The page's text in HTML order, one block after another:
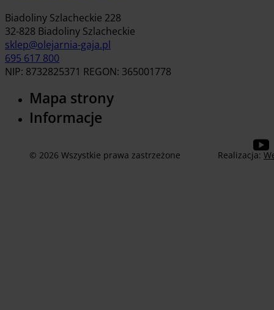
Biadoliny Szlacheckie 228
32-828 Biadoliny Szlacheckie
sklep@olejarnia-gaja.pl
695 617 800
NIP: 8732825371 REGON: 365001778
Mapa strony
Informacje
© 2026 Wszystkie prawa zastrzeżone Realizacja: